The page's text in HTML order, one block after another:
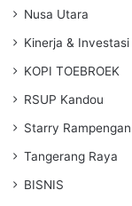
Nusa Utara
Kinerja & Investasi
KOPI TOEBROEK
RSUP Kandou
Starry Rampengan
Tangerang Raya
BISNIS